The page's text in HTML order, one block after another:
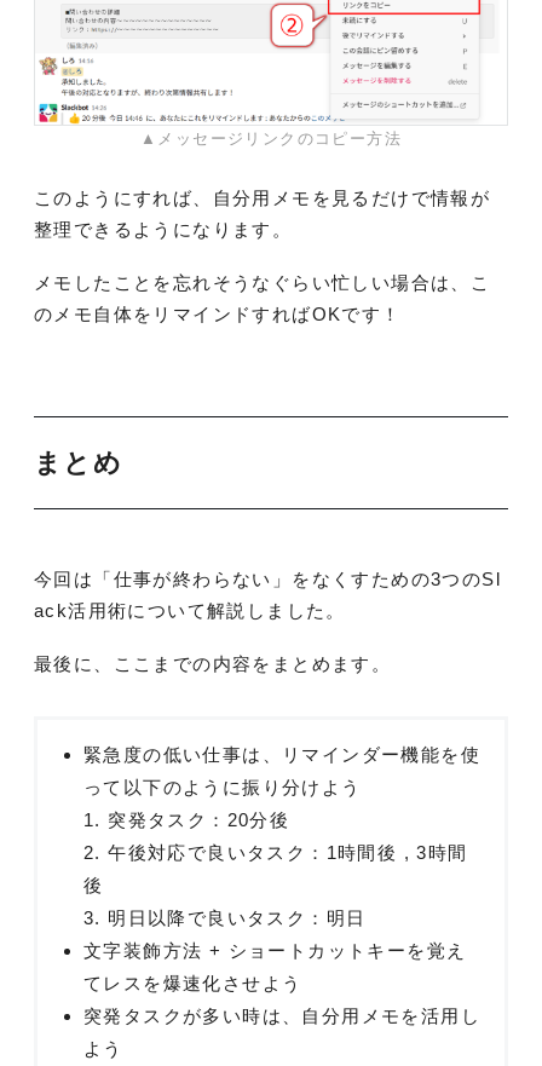
▲メッセージリンクのコピー方法
このようにすれば、自分用メモを見るだけで情報が
整理できるようになります。
メモしたことを忘れそうなぐらい忙しい場合は、こ
のメモ自体をリマインドすればOKです！
まとめ
今回は「仕事が終わらない」をなくすための3つのSl
ack活用術について解説しました。
最後に、ここまでの内容をまとめます。
緊急度の低い仕事は、リマインダー機能を使
って以下のように振り分けよう
1. 突発タスク：20分後
2. 午後対応で良いタスク：1時間後 , 3時間
後
3. 明日以降で良いタスク：明日
文字装飾方法 + ショートカットキーを覚え
てレスを爆速化させよう
突発タスクが多い時は、自分用メモを活用し
よう